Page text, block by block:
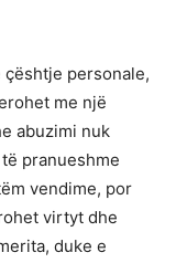
personale,
me një
abuzimi nuk
pranueshme
vendime, por
virtyt dhe
duke e